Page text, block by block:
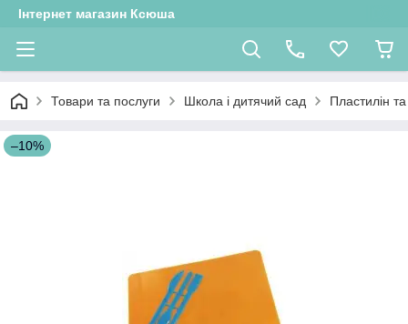
Інтернет магазин Ксюша
Товари та послуги Школа і дитячий сад Пластилін
–10%